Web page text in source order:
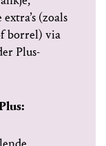
(zoals
borrel) via
Plus-